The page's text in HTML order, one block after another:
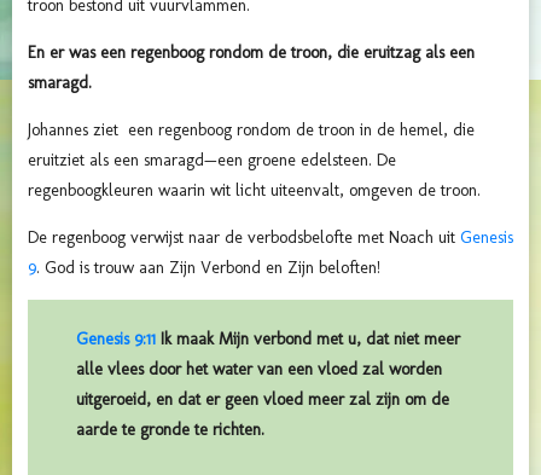
troon bestond uit vuurvlammen.
En er was een regenboog rondom de troon, die eruitzag als een
smaragd.
Johannes ziet een regenboog rondom de troon in de hemel, die
eruitziet als een smaragd—een groene edelsteen. De
regenboogkleuren waarin wit licht uiteenvalt, omgeven de troon.
De regenboog verwijst naar de verbodsbelofte met Noach uit Genesis
9. God is trouw aan Zijn Verbond en Zijn beloften!
Genesis 9:11 Ik maak Mijn verbond met u, dat niet meer
alle vlees door het water van een vloed zal worden
uitgeroeid, en dat er geen vloed meer zal zijn om de
aarde te gronde te richten.